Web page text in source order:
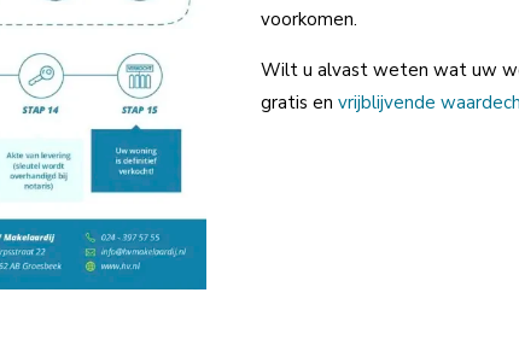
voorkomen.
Wilt u alvast weten wat uw
gratis en vrijblijvende